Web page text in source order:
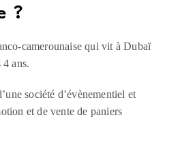
?
camerounaise qui vit à Dubaï
ans.
société d’évènementiel et
et de vente de paniers